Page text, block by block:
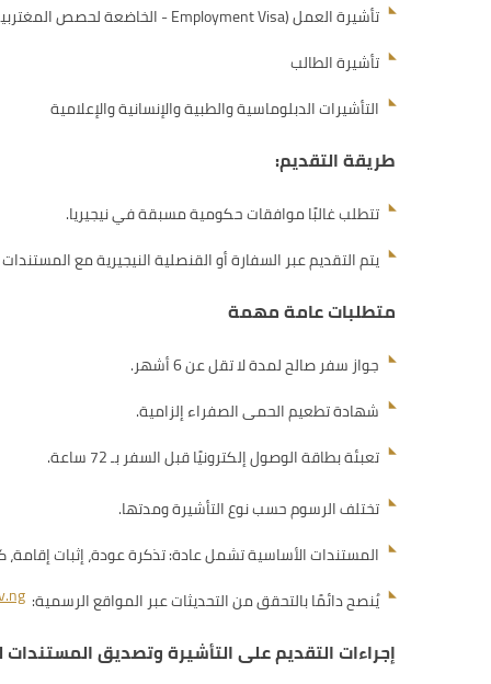
تأشيرة العمل (Employment Visa - الخاضعة لحصص المغتربين)
تأشيرة الطالب
التأشيرات الدبلوماسية والطبية والإنسانية والإعلامية
طريقة التقديم:
تتطلب غالبًا موافقات حكومية مسبقة في نيجيريا.
يتم التقديم عبر السفارة أو القنصلية النيجيرية مع
متطلبات عامة مهمة
جواز سفر صالح لمدة لا تقل عن 6 أشهر.
شهادة تطعيم الحمى الصفراء إلزامية.
تعبئة بطاقة الوصول إلكترونيًا قبل السفر بـ 72 ساعة.
تختلف الرسوم حسب نوع التأشيرة ومدتها.
المستندات الأساسية تشمل عادة: تذكرة عودة، إثبات
يُنصح دائمًا بالتحقق من التحديثات عبر المواقع الرسمية:
إجراءات التقديم على التأشيرة وتصديق المستندات